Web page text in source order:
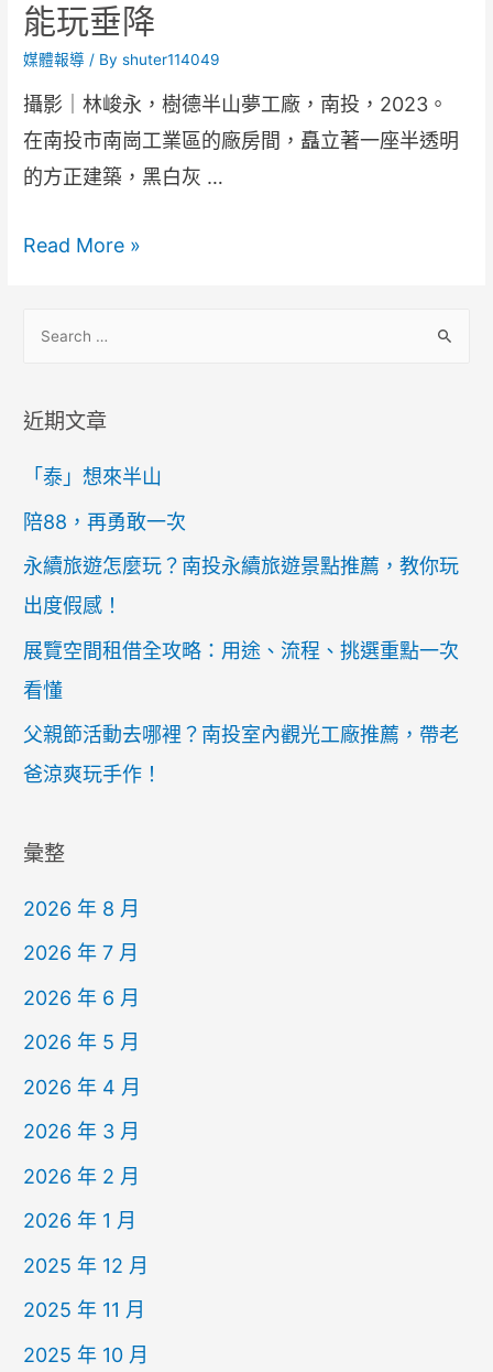
能玩垂降
媒體報導 / Byshuter114049
攝影｜林峻永，樹德半山夢工廠，南投，2023。
在南投市南崗工業區的廠房間，矗立著一座半透明
的方正建築，黑白灰 …
Read More »
近期文章
「泰」想來半山
陪88，再勇敢一次
永續旅遊怎麼玩？南投永續旅遊景點推薦，教你玩
出度假感！
展覽空間租借全攻略：用途、流程、挑選重點一次
看懂
父親節活動去哪裡？南投室內觀光工廠推薦，帶老
爸涼爽玩手作！
彙整
2026 年 8 月
2026 年 7 月
2026 年 6 月
2026 年 5 月
2026 年 4 月
2026 年 3 月
2026 年 2 月
2026 年 1 月
2025 年 12 月
2025 年 11 月
2025 年 10 月